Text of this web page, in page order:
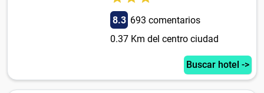
8.3 693 comentarios
0.37 Km del centro ciudad
Buscar hotel ->